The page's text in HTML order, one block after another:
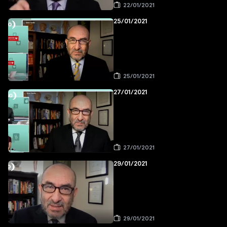
22/01/2021
25/01/2021
25/01/2021
27/01/2021
27/01/2021
29/01/2021
29/01/2021